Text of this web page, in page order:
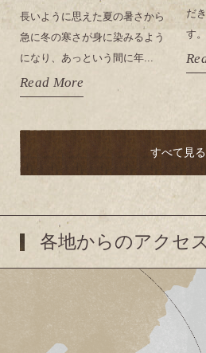
長いように思えた夏の暑さから
急に冬の寒さが身に染みるよう
になり、あっという間に年...
Read More
だ
す
すべて見る
各地からのアクセス